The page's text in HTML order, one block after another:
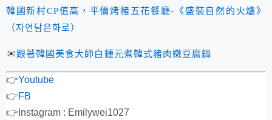
韓國新村CP值高，平價烤豬五花餐廳-《盛裝自然的火爐》
（자연담은화로）
跟著韓國美食大師白鍾元煮韓式豬肉嫩豆腐鍋
👉Youtube
👉FB
👉 Instagram : Emilywei1027